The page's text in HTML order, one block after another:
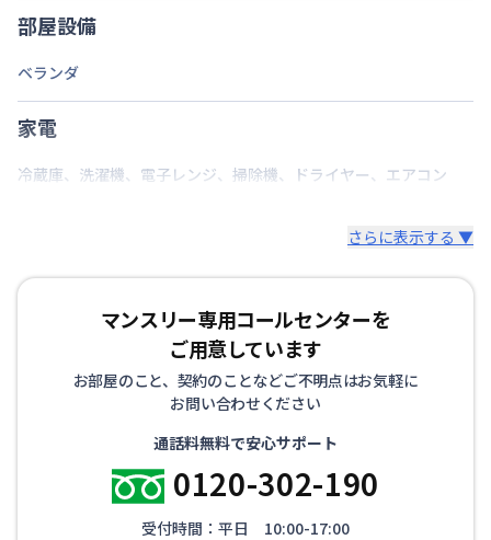
定員
駐車場
次回更新日
情報更新日 2026年7月27日
部屋設備
ベランダ
家電
冷蔵庫、 洗濯機、 電子レンジ、 掃除機、 ドライヤー、 エアコン
さらに表示する ▼
マンスリー専用コールセンターを
ご用意しています
お部屋のこと、契約のことなどご不明点はお気軽に
お問い合わせください
通話料無料で安心サポート
0120-302-190
受付時間：平日 10:00-17:00